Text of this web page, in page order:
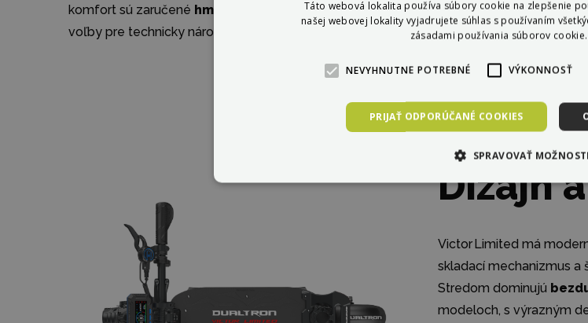
komfort sú zaručené hmotnosťou 39,1 kg a nosnosťou 120 kg , čo ju radí medzi
voľby pre technicky náročných jazdcov .
Dizajn
Victor Limited má
skladací mechanizmus a
Stredom dominujú
modeloch, s výrazným
Táto webová lokalita používa súbory cookie na zlepšenie
našej webovej lokality vyjadrujete súhlas s používaním
zásadami používania súborov cookie.
NEVYHNUTNE POTREBNÉ VÝKONNOSŤ
PRIJAŤ ODPORÚČANÉ COOKIES
SPRAVOVAŤ MOŽNOSTI